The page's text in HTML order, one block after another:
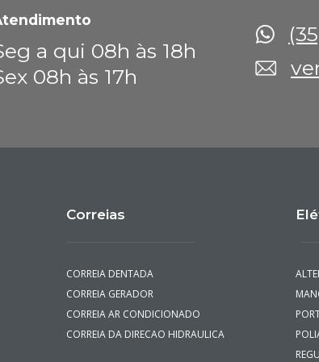
a qui 08h às 18h
08h às 17h
Correias
CORREIA DENTADA
CORREIA GERADOR
CORREIA AR CONDICIONADO
CORREIA DA DIRECAO HIDRAULICA